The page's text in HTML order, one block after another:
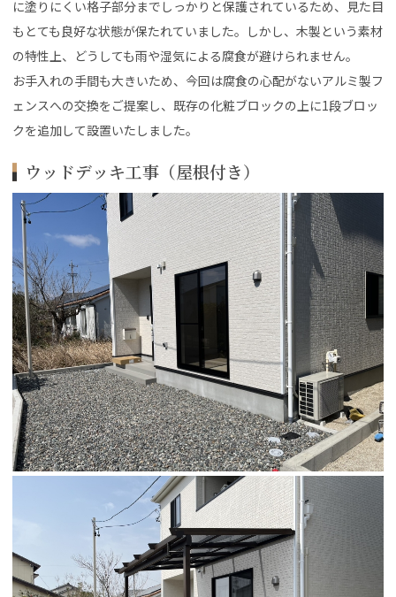
に塗りにくい格子部分までしっかりと保護されているため、見た目
もとても良好な状態が保たれていました。しかし、木製という素材
の特性上、どうしても雨や湿気による腐食が避けられません。
お手入れの手間も大きいため、今回は腐食の心配がないアルミ製フ
ェンスへの交換をご提案し、既存の化粧ブロックの上に1段ブロッ
クを追加して設置いたしました。
ウッドデッキ工事（屋根付き）